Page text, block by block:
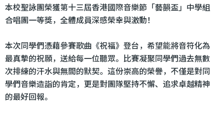
本校聖詠團榮獲第十三屆香港國際音樂節「藝韻盃」中學組
合唱團一等獎，全體成員深感榮幸與激動！
本次同學們憑藉參賽歌曲《祝福》登台，希望能將音符化為
最真摯的祝願，送給每一位聽眾。比賽凝聚同學們過去無數
次排練的汗水與無間的默契。這份崇高的榮譽，不僅是對同
學們音樂造詣的肯定，更是對團隊堅持不懈、追求卓越精神
的最好回報。